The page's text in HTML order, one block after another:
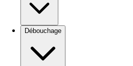
Débouchage